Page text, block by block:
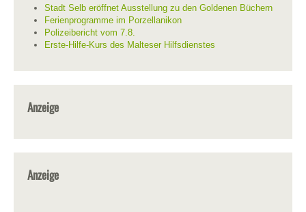
Stadt Selb eröffnet Ausstellung zu den Goldenen Büchern
Ferienprogramme im Porzellanikon
Polizeibericht vom 7.8.
Erste-Hilfe-Kurs des Malteser Hilfsdienstes
Anzeige
Anzeige